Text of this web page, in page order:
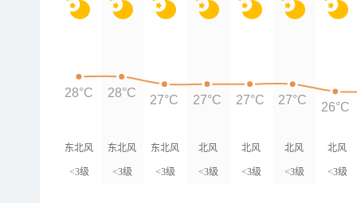
东北风
<3级
东北风
<3级
东北风
<3级
北风
<3级
北风
<3级
北风
<3级
北风
<3级
28°C 28°C
27°C 27°C 27°C 27°C
26°C